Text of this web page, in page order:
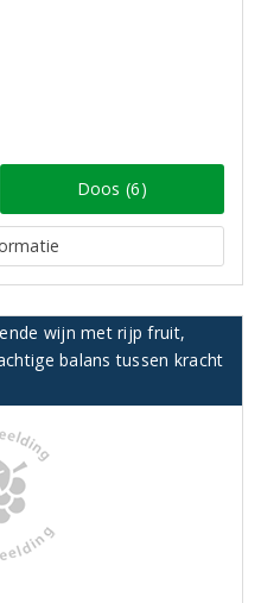
Doos (6)
wijn met rijp fruit,
balans tussen kracht